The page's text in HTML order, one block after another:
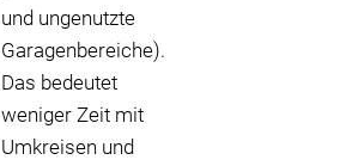
und ungenutzte
Garagenbereiche).
Das bedeutet
weniger Zeit mit
Umkreisen und